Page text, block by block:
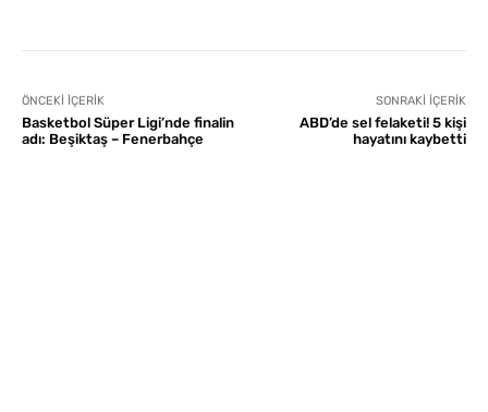
ÖNCEKI İÇERIK
Basketbol Süper Ligi’nde finalin
adı: Beşiktaş – Fenerbahçe
SONRAKI İÇERIK
ABD’de sel felaketi! 5 kişi
hayatını kaybetti